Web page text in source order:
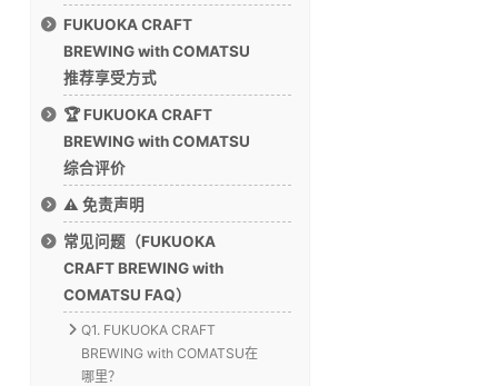
FUKUOKA CRAFT
BREWING with COMATSU
推荐享受方式
🏆 FUKUOKA CRAFT
BREWING with COMATSU
综合评价
⚠️ 免责声明
常见问题（FUKUOKA
CRAFT BREWING with
COMATSU FAQ）
Q1. FUKUOKA CRAFT
BREWING with COMATSU在
哪里？